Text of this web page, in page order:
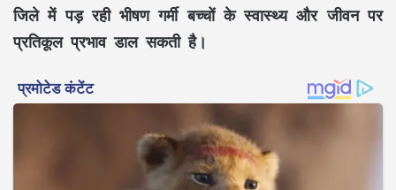
जिले में पड़ रही भीषण गर्मी बच्चों के स्वास्थ्य और जीवन पर
प्रतिकूल प्रभाव डाल सकती है।